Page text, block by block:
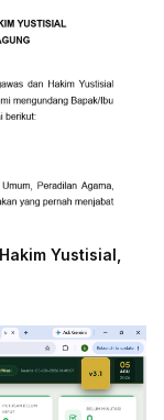
Yustisial,